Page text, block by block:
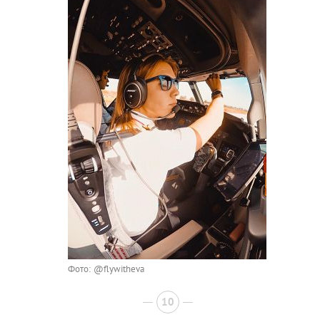
Фото: @flywitheva
10